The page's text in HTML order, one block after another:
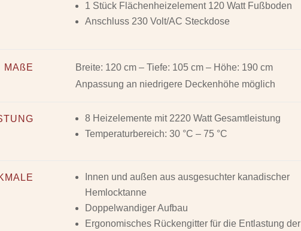
1 Stück Flächenheizelement 120 Watt Fußboden
Anschluss 230 Volt/AC Steckdose
MAßE
Breite: 120 cm – Tiefe: 105 cm – Höhe: 190 cm
Anpassung an niedrigere Deckenhöhe möglich
8 Heizelemente mit 2220 Watt Gesamtleistung
Temperaturbereich: 30 °C – 75 °C
Innen und außen aus ausgesuchter kanadischer
Hemlocktanne
Doppelwandiger Aufbau
Ergonomisches Rückengitter für die Entlastung der